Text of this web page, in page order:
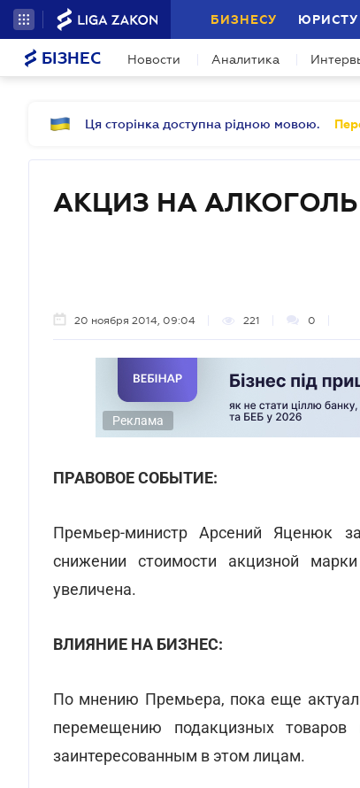
БИЗНЕСУ ЮРИСТУ
БІЗНЕС Новости Аналитика
Ця сторінка доступна рідною мовою.
АКЦИЗ НА
20 ноября 2014, 09:04 221 0
Реклама
ПРАВОВОЕ СОБЫТИЕ:
Премьер-министр Арсений Яценюк
снижении стоимости акцизной
увеличена.
ВЛИЯНИЕ НА БИЗНЕС:
По мнению Премьера, пока еще
перемещению подакцизных товаров
заинтересованным в этом лицам.